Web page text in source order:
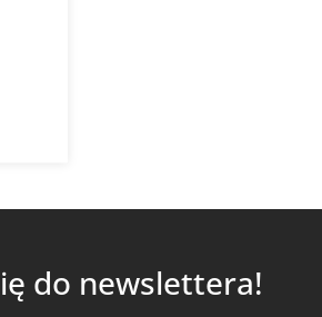
do newslettera!